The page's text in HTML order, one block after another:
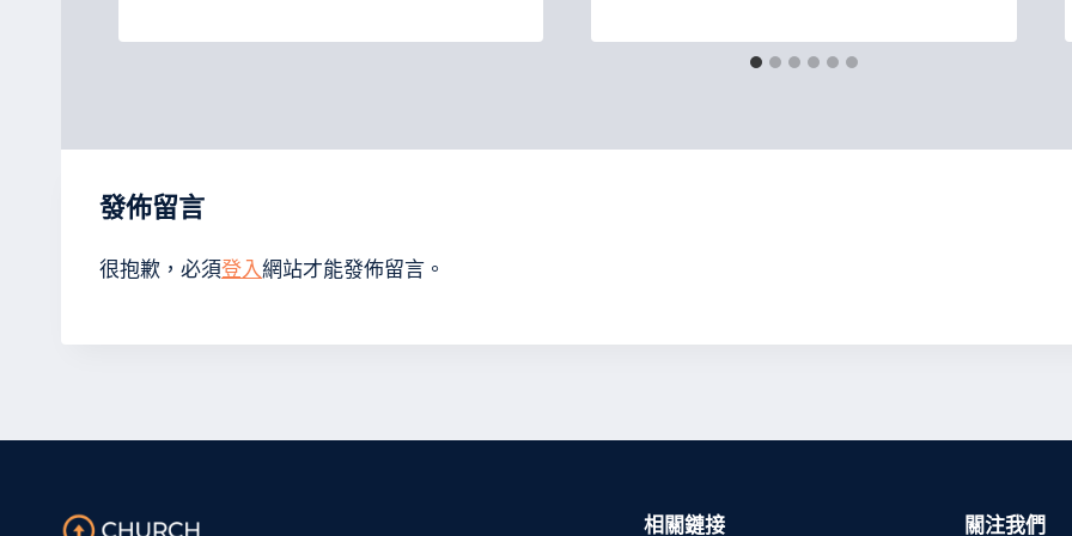
發佈留言
很抱歉，必須登入網站才能發佈留言。
相關鏈接 關注我們